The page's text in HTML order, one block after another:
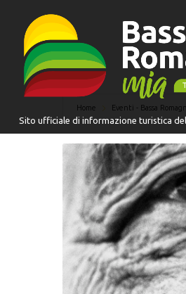
Home Eventi - Bassa